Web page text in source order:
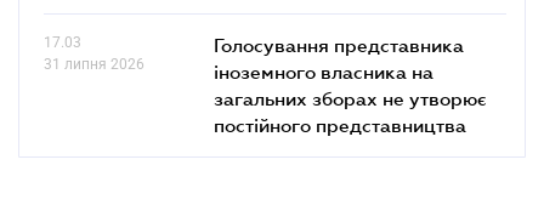
17.03
31 липня 2026
Голосування представника
іноземного власника на
загальних зборах не утворює
постійного представництва